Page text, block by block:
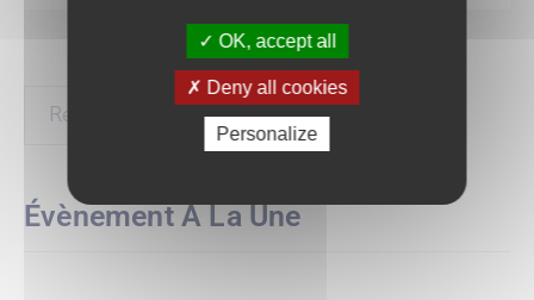
Évènement À La Une
OK, accept all
Deny all cookies
Personalize